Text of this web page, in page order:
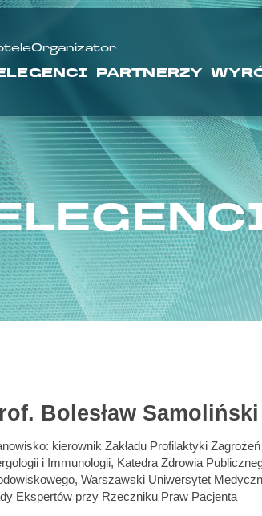
Organizator
PARTNERZY
Bolesław Samoliński
kierownik Zakładu Profilaktyki
i Immunologii, Katedra Zdrowia
Warszawski Uniwersytet
Ekspertów przy Rzeczniku Praw Pacjenta